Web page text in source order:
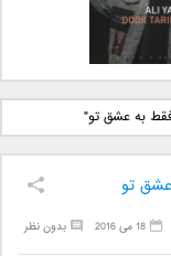
جدید علی
نزدیک
به عشق تو"
تو
بدون نظر 18 می 2016